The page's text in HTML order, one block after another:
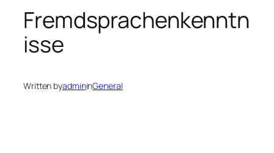
Fremdsprachenkenntn
isse
Written byadmininGeneral